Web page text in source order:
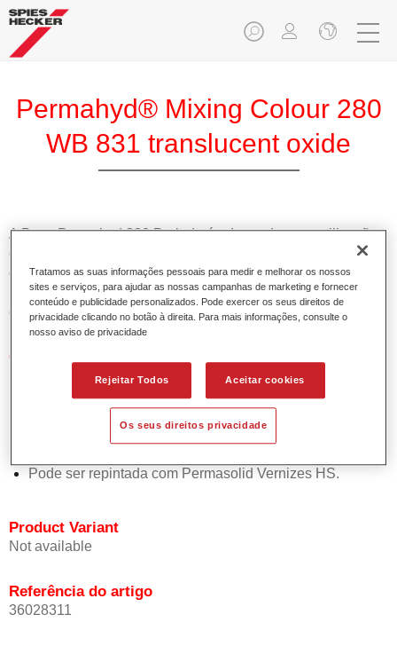
Permahyd® Mixing Colour 280
WB 831 translucent oxide
A Base Permahyd 280 Perlado é adequada para utilização
com Permahyd Base Bicamada Nacarada 285, um sistema
de base bicamada aquosa de alta qualidade. Está baseada
numa tecnologia especial de dispersão de poliuretano para
cores sólidas e de efeitos.
Características do produto
Permite uma aplicação simples e rápida numa operação
de 1.5 demãos.
Oferece boa estabilidade vertical.
Pode ser repintada com Permasolid Vernizes HS.
Product Variant
Not available
Referência do artigo
36028311
Tratamos as suas informações pessoais para medir e melhorar os nossos
sites e serviços, para ajudar as nossas campanhas de marketing e fornecer
conteúdo e publicidade personalizados. Pode exercer os seus direitos de
privacidade clicando no botão à direita. Para mais informações, consulte o
nosso aviso de privacidade
Rejeitar Todos Aceitar cookies
Os seus direitos privacidade